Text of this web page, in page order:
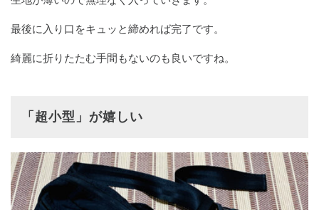
最後に入り口をキュッと締めれば完了です。
綺麗に折りたたむ手間もないのも良いですね。
「超小型」が嬉しい